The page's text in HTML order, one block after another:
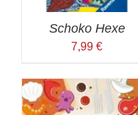
Schoko Hexe
7,99 €